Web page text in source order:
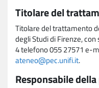
Titolare del
Titolare del trattamento
degli Studi di Firenze,
4 telefono 055 27571 e-
ateneo@pec.unifi.it.
Responsabile